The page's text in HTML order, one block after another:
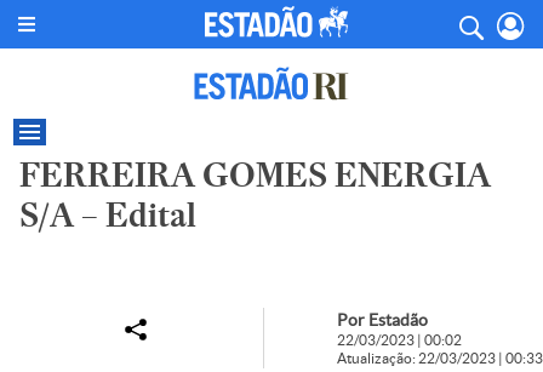
FERREIRA GOMES ENERGIA
S/A – Edital
Por Estadão
22/03/2023 | 00:02
Atualização: 22/03/2023 | 00:33